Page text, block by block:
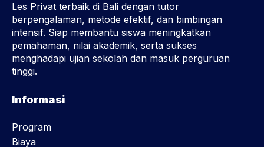
Les Privat terbaik di Bali dengan tutor
berpengalaman, metode efektif, dan bimbingan
intensif. Siap membantu siswa meningkatkan
pemahaman, nilai akademik, serta sukses
menghadapi ujian sekolah dan masuk perguruan
tinggi.
Informasi
Program
Biaya